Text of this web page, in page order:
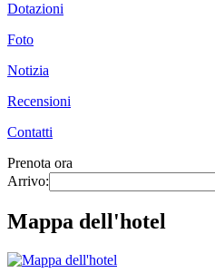
Dotazioni
Foto
Notizia
Recensioni
Contatti
Prenota ora
Arrivo:
Mappa dell'hotel